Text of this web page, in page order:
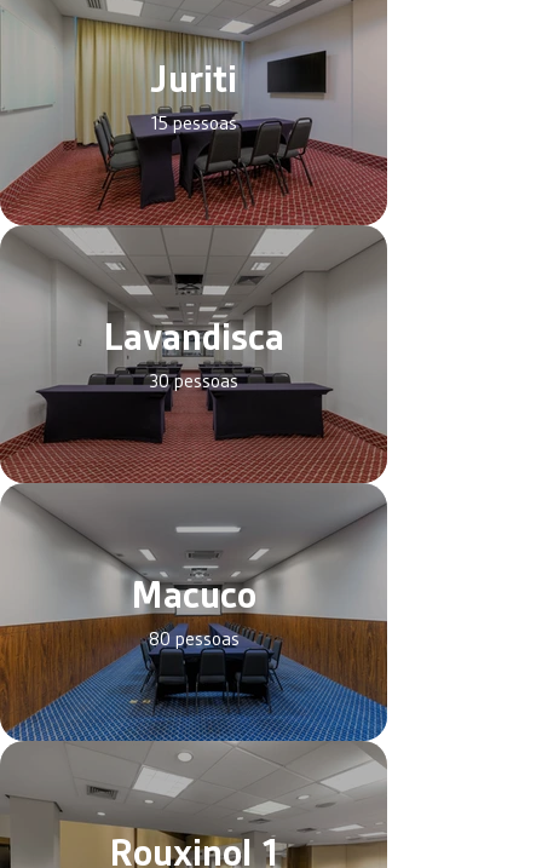
Juriti
15 pessoas
Lavandisca
30 pessoas
Macuco
80 pessoas
Rouxinol 1